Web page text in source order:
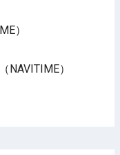
）
NAVITIME）